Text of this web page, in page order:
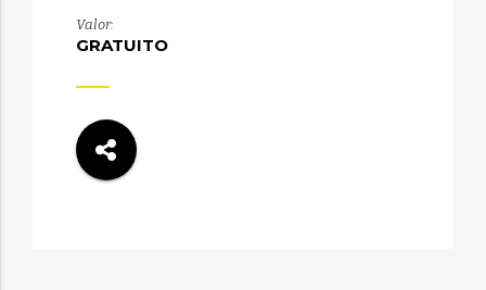
Valor:
GRATUITO